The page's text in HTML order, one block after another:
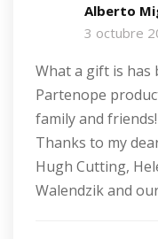
Alberto
3 octubre
What a gift is
Partenope
family and friends!
Thanks to my
Hugh Cutting,
Walendzik and